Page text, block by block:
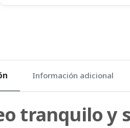
Información adicional
tranquilo y